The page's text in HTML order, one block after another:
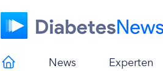
News Experten